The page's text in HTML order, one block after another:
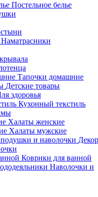
Постельное белье
Наматрасники
Тапочки домашние
Детские товары
здоровья
Кухонный текстиль
Халаты женские
Халаты мужские
Коврики для ванной
Наволочки и